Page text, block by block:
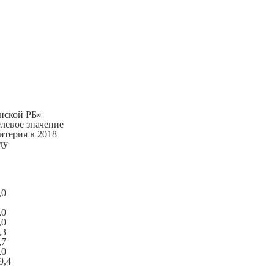
РБ»
значение
в 2018